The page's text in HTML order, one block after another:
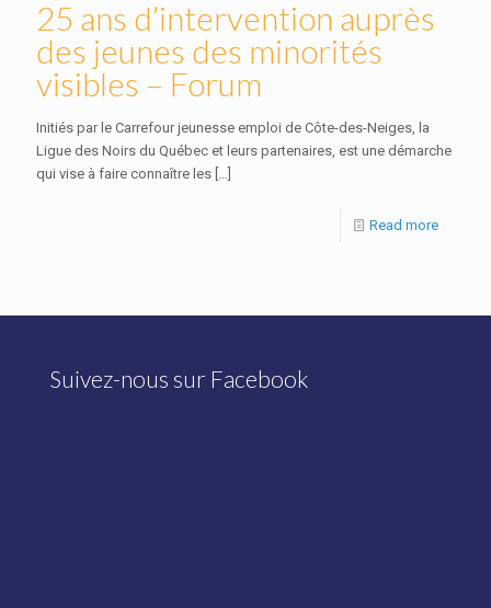
25 ans d’intervention auprès
des jeunes des minorités
visibles – Forum
Initiés par le Carrefour jeunesse emploi de Côte-des-Neiges, la
Ligue des Noirs du Québec et leurs partenaires, est une démarche
qui vise à faire connaître les
Read more
Suivez-nous sur Facebook